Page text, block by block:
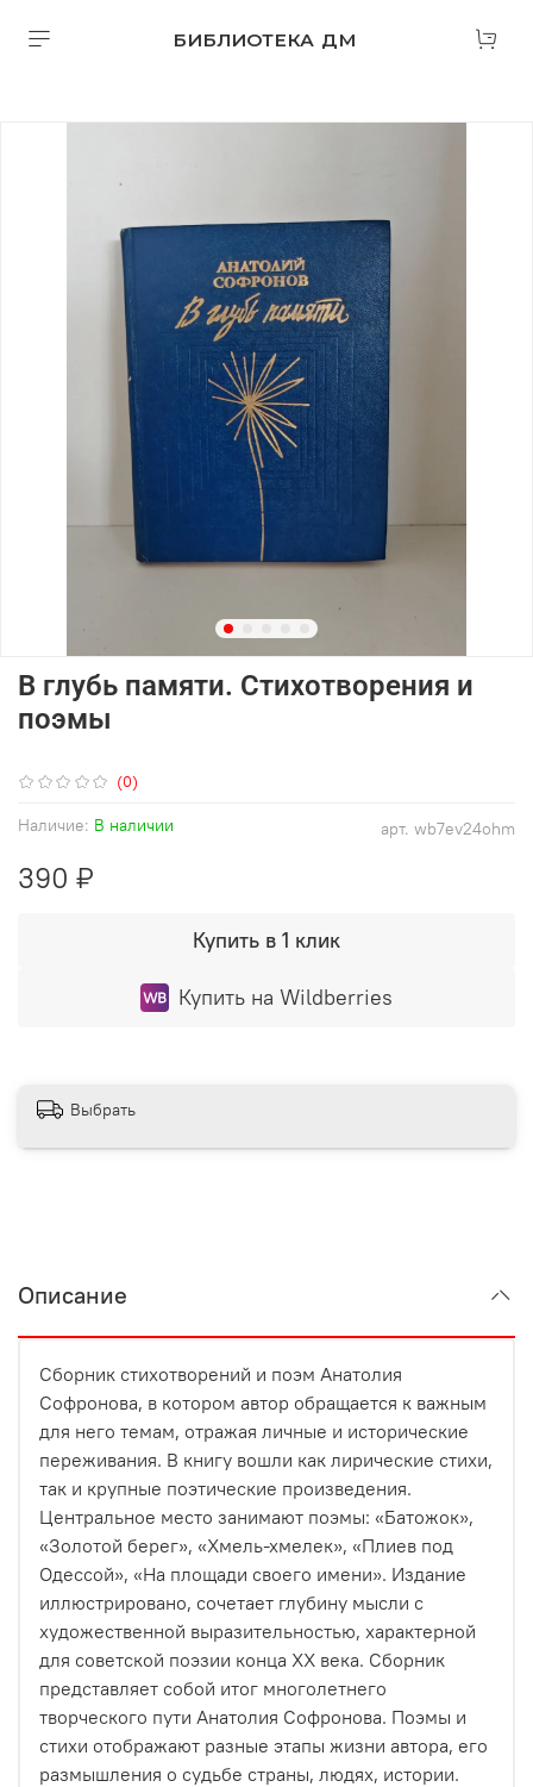
БИБЛИОТЕКА ДМ
(0)
арт. wb7ev24ohm
Наличие: В наличии
В глубь памяти. Стихотворения и
поэмы
390 ₽
Купить в 1 клик
Купить на Wildberries
Выбрать
Описание
Сборник стихотворений и поэм Анатолия
Софронова, в котором автор обращается к важным
для него темам, отражая личные и исторические
переживания. В книгу вошли как лирические стихи,
так и крупные поэтические произведения.
Центральное место занимают поэмы: «Батожок»,
«Золотой берег», «Хмель-хмелек», «Плиев под
Одессой», «На площади своего имени». Издание
иллюстрировано, сочетает глубину мысли с
художественной выразительностью, характерной
для советской поэзии конца XX века. Сборник
представляет собой итог многолетнего
творческого пути Анатолия Софронова. Поэмы и
стихи отображают разные этапы жизни автора, его
размышления о судьбе страны, людях, истории.